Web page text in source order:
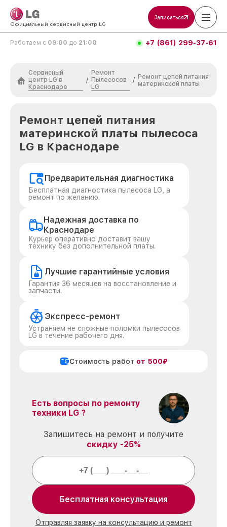
Официальный сервисный центр LG
Записаться
Работаем с 09:00 до 21:00 +7 (861) 299-37-61
Сервисный
центр LG в
Краснодаре
/
Ремонт
Пылесосов
LG
/ Ремонт цепей питания
материнской платы
Ремонт цепей питания
материнской платы пылесоса
LG в Краснодаре
Предварительная диагностика
Бесплатная диагностика пылесоса LG, а
ремонт по желанию.
Надежная доставка по
Краснодаре
Курьер оперативно доставит вашу
технику без дополнительной платы.
Лучшие гарантийные условия
Гарантия 36 месяцев на восстановление и
запчасти.
Экспресс-ремонт
Устраняем не сложные поломки пылесосов
LG в течение рабочего дня.
Стоимость работ от 500₽
Есть вопросы по ремонту
техники LG ?
Запишитесь на ремонт и получите
скидку -25%
Бесплатная консультация
Отправляя заявку на консультацию и ремонт